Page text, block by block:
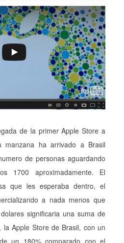
de la primer Apple Store a
ha arrivado a Brasil
de personas aguardando
1700 aproximadamente. El
que les esperaba dentro, el
a nada menos que
significaria una suma de
Apple Store de Brasil, con un